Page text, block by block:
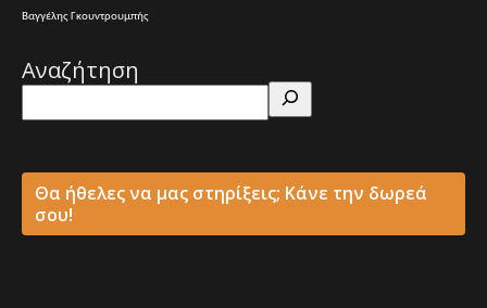
Βαγγέλης Γκουντρουμπής
Αναζήτηση
Θα ήθελες να μας στηρίξεις; Κάνε την δωρεά
σου!